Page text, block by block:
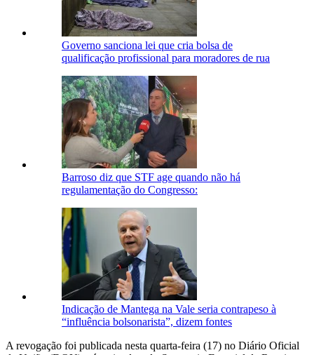
Governo sanciona lei que cria bolsa de
qualificação profissional para moradores de rua
Barroso diz que STF age quando não há
regulamentação do Congresso:
Indicação de Mantega na Vale seria contrapeso à
“influência bolsonarista”, dizem fontes
A revogação foi publicada nesta quarta-feira (17) no Diário Oficial